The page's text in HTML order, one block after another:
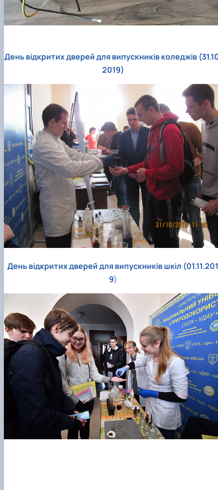
День відкритих дверей для випускників коледжів
2019)
День відкритих дверей для випускників шкіл (01.11.201
9)